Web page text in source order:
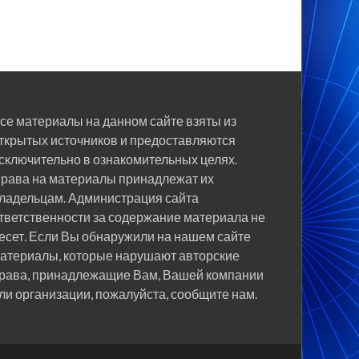
материалы на данном сайте взяты из
источников и предоставляются
в ознакомительных целях.
на материалы принадлежат их
Администрация сайта
за содержание материала не
Если Вы обнаружили на нашем сайте
которые нарушают авторские
принадлежащие Вам, Вашей компании
организации, пожалуйста, сообщите нам.